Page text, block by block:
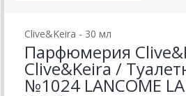
Clive&Keira - 30 мл
Парфюмерия
Clive&Keira /
№1024 LANCOME LA